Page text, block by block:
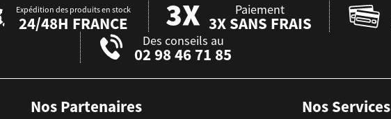
Expédition des produits en stock
24/48H FRANCE
Paiement
3X SANS FRAIS
Des conseils au
02 98 46 71 85
Nos Partenaires Nos Services